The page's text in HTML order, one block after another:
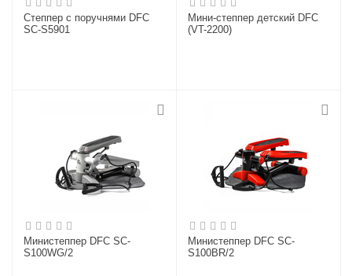
Степпер с поручнями DFC
SC-S5901
Мини-степпер детский DFC
(VT-2200)
Министеппер DFC SC-
S100WG/2
Министеппер DFC SC-
S100BR/2